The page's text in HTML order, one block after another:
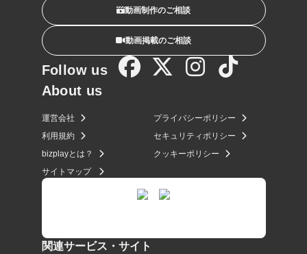
動画制作のご相談
動画掲載のご相談
Follow us
About us
運営会社
利用規約
bizplayとは？
サイトマップ
プライバシーポリシー
セキュリティポリシー
クッキーポリシー
関連サービス・サイト